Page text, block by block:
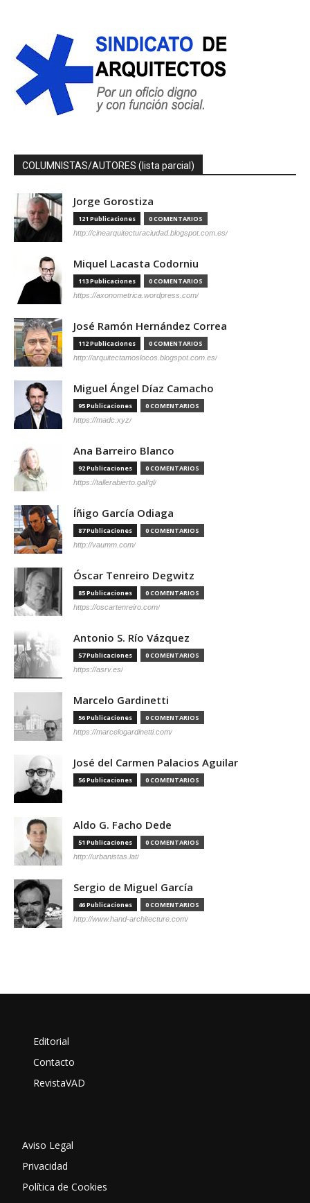
COLUMNISTAS/AUTORES (lista parcial)
Jorge Gorostiza
121 Publicaciones 0 COMENTARIOS
http://cinearquitecturaciudad.blogspot.com.es/
Miquel Lacasta Codorniu
113 Publicaciones 0 COMENTARIOS
https://axonometrica.wordpress.com/
José Ramón Hernández Correa
112 Publicaciones 0 COMENTARIOS
http://arquitectamoslocos.blogspot.com.es/
Miguel Ángel Díaz Camacho
95 Publicaciones 0 COMENTARIOS
https://madc.xyz/
Ana Barreiro Blanco
92 Publicaciones 0 COMENTARIOS
https://tallerabierto.gal/gl/
Íñigo García Odiaga
87 Publicaciones 0 COMENTARIOS
http://vaumm.com/
Óscar Tenreiro Degwitz
85 Publicaciones 0 COMENTARIOS
https://oscartenreiro.com/
Antonio S. Río Vázquez
57 Publicaciones 0 COMENTARIOS
https://asrv.es/
Marcelo Gardinetti
56 Publicaciones 0 COMENTARIOS
https://marcelogardinetti.com/
José del Carmen Palacios Aguilar
56 Publicaciones 0 COMENTARIOS
Aldo G. Facho Dede
51 Publicaciones 0 COMENTARIOS
http://urbanistas.lat/
Sergio de Miguel García
46 Publicaciones 0 COMENTARIOS
http://www.hand-architecture.com/
Editorial
Contacto
RevistaVAD
Aviso Legal
Privacidad
Política de Cookies